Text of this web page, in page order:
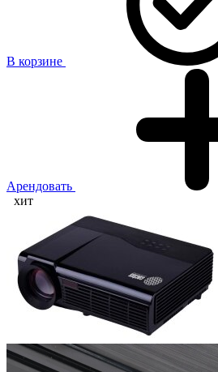
В корзине
Арендовать
хит